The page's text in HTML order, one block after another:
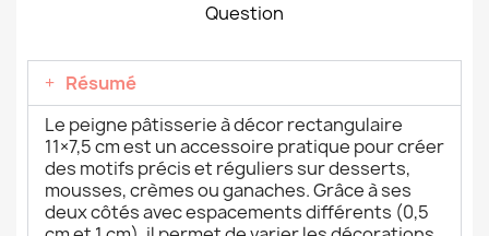
Question
Résumé
Le peigne pâtisserie à décor rectangulaire
11×7,5 cm est un accessoire pratique pour créer
des motifs précis et réguliers sur desserts,
mousses, crèmes ou ganaches. Grâce à ses
deux côtés avec espacements différents (0,5